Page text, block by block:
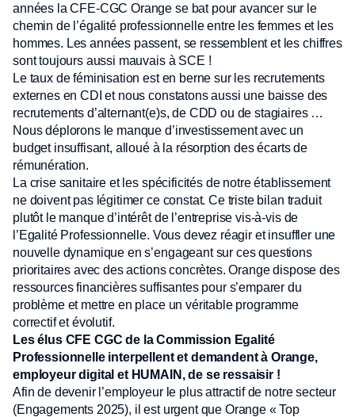
années la CFE-CGC Orange se bat pour avancer sur le
chemin de l’égalité professionnelle entre les femmes et les
hommes. Les années passent, se ressemblent et les chiffres
sont toujours aussi mauvais à SCE !
Le taux de féminisation est en berne sur les recrutements
externes en CDI et nous constatons aussi une baisse des
recrutements d’alternant(e)s, de CDD ou de stagiaires …
Nous déplorons le manque d’investissement avec un
budget insuffisant, alloué à la résorption des écarts de
rémunération.
La crise sanitaire et les spécificités de notre établissement
ne doivent pas légitimer ce constat. Ce triste bilan traduit
plutôt le manque d’intérêt de l’entreprise vis-à-vis de
l’Egalité Professionnelle. Vous devez réagir et insuffler une
nouvelle dynamique en s’engageant sur ces questions
prioritaires avec des actions concrètes. Orange dispose des
ressources financières suffisantes pour s’emparer du
problème et mettre en place un véritable programme
correctif et évolutif.
Les élus CFE CGC de la Commission Egalité
Professionnelle interpellent et demandent à Orange,
employeur digital et HUMAIN, de se ressaisir !
Afin de devenir l’employeur le plus attractif de notre secteur
(Engagements 2025), il est urgent que Orange « Top